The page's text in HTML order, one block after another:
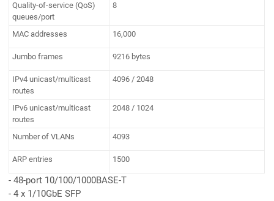
Quality-of-service (QoS)
queues/port
8
MAC addresses 16,000
Jumbo frames 9216 bytes
IPv4 unicast/multicast
routes
4096 / 2048
IPv6 unicast/multicast
routes
2048 / 1024
Number of VLANs 4093
ARP entries 1500
- 48-port 10/100/1000BASE-T
- 4 x 1/10GbE SFP